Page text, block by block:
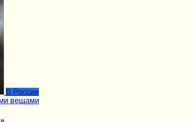
В России
вещами